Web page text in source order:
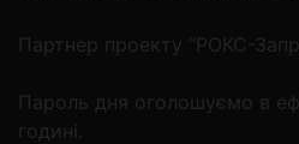
Партнер проекту “РОКС-
Пароль дня оголошуємо в
годині.